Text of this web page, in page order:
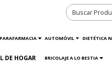
PARAFARMACIA AUTOMÓVIL DIETÉTICA
DE HOGAR BRICOLAJE A LO BESTIA